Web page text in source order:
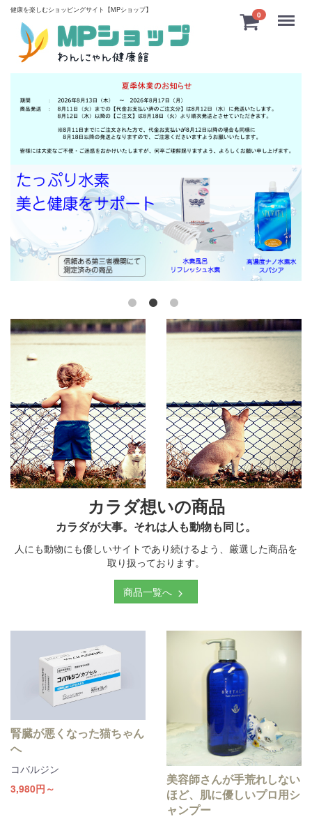
健康を楽しむショッピングサイト【MPショップ】
0 Menu
カラダ想いの商品
カラダが大事。それは人も動物も同じ。
人にも動物にも優しいサイトであり続けるよう、厳選した商品を
取り扱っております。
商品一覧へ
腎臓が悪くなった猫ちゃん
へ
コバルジン
3,980円～
美容師さんが手荒れしない
ほど、肌に優しいプロ用シ
ャンプー